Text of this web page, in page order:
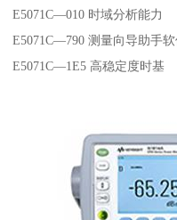
E5071C—010 时域分析能力
E5071C—790 测量向导助手
E5071C—1E5 高稳定度时基